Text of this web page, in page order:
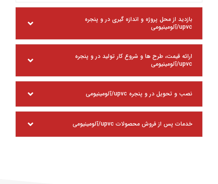
بازدید از محل پروژه و اندازه گیری در و پنجره
upvc/آلومینیومی
ارائه قیمت، طرح ها و شروع کار تولید در و پنجره
upvc/آلومینیومی
نصب و تحویل در و پنجره upvc/آلومینیومی
خدمات پس از فروش محصولات upvc/آلومینیومی